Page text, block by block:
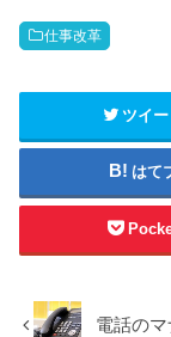
仕事改革
ツイー
はて
電話の